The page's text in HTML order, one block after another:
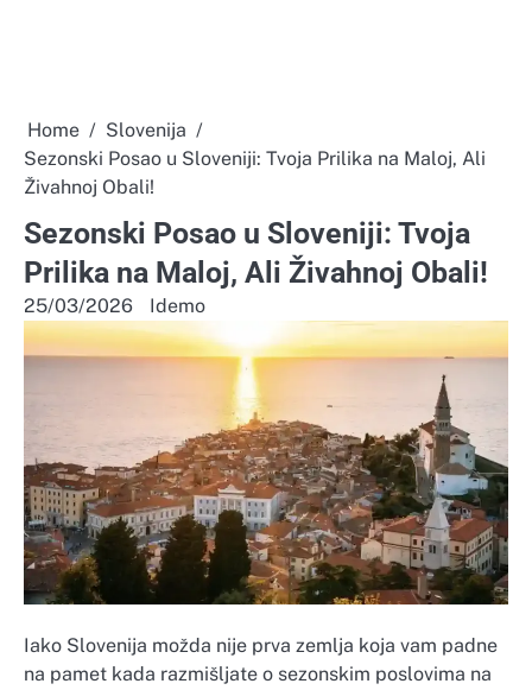
Home
Slovenija
Sezonski Posao u Sloveniji: Tvoja Prilika na Maloj, Ali
Živahnoj Obali!
Sezonski Posao u Sloveniji: Tvoja
Prilika na Maloj, Ali Živahnoj Obali!
25/03/2026 Idemo
Iako Slovenija možda nije prva zemlja koja vam padne
na pamet kada razmišljate o sezonskim poslovima na